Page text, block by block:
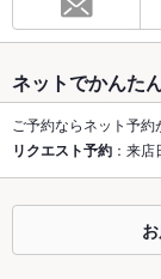
最大宴会収
－
個室 なし
座敷 なし
掘りごたつ なし
カウンター あり
ネットでかんた
ご予約ならネット予約
リクエスト予約 ：来